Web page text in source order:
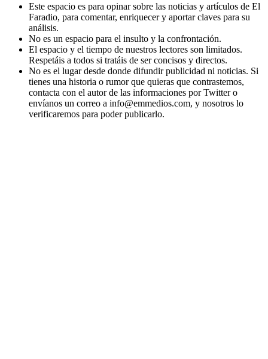
Este espacio es para opinar sobre las noticias y artículos de El
Faradio, para comentar, enriquecer y aportar claves para su
análisis.
No es un espacio para el insulto y la confrontación.
El espacio y el tiempo de nuestros lectores son limitados.
Respetáis a todos si tratáis de ser concisos y directos.
No es el lugar desde donde difundir publicidad ni noticias. Si
tienes una historia o rumor que quieras que contrastemos,
contacta con el autor de las informaciones por Twitter o
envíanos un correo a info@emmedios.com, y nosotros lo
verificaremos para poder publicarlo.